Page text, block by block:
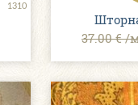
1310
37.00 € /